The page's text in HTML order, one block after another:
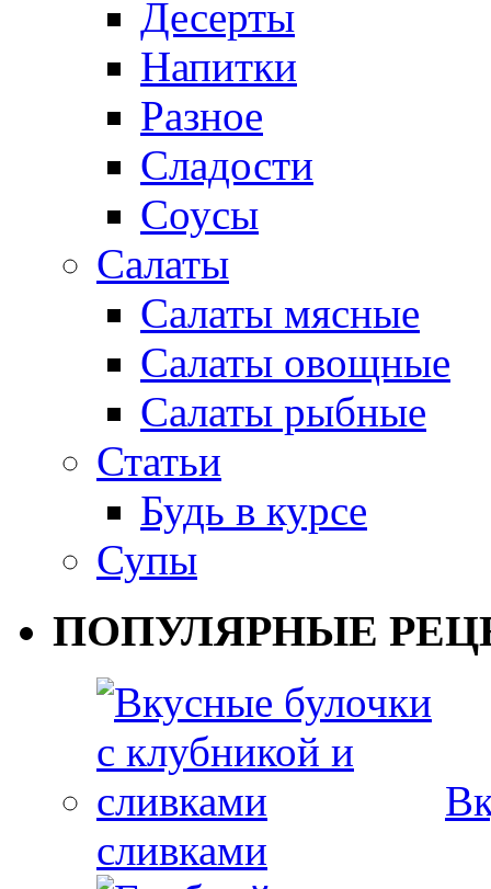
Десерты
Напитки
Разное
Сладости
Соусы
Салаты
Салаты мясные
Салаты овощные
Салаты рыбные
Статьи
Будь в курсе
Супы
ПОПУЛЯРНЫЕ
сливками